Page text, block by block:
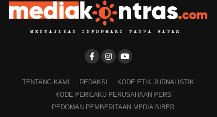
TENTANG KAMI REDAKSI
KODE ETIK JURNALISTIK
KODE PERILAKU PERUSAHAAN PERS
PEDOMAN PEMBERITAAN MEDIA SIBER